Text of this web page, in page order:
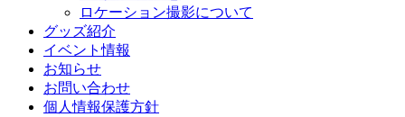
ロケーション撮影について
グッズ紹介
イベント情報
お知らせ
お問い合わせ
個人情報保護方針